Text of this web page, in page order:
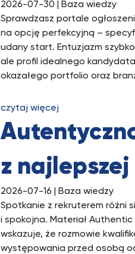
2026-07-30 | Baza wiedzy
Sprawdzasz portale
na opcję perfekcyjną –
udany start. Entuzjazm
ale profil idealnego
okazałego portfolio oraz
czytaj więcej
z
2026-07-16 | Baza wiedzy
Spotkanie z rekruterem różni
i spokojna. Materiał
wskazuje, że rozmowie
występowania przed osobą